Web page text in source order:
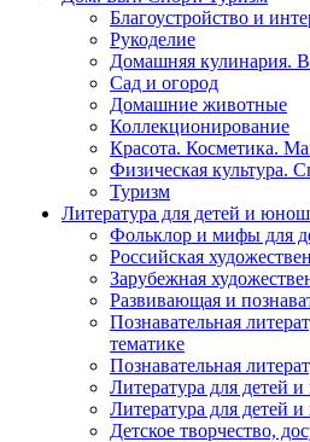
Благоустройство и
Рукоделие
Домашняя кулинария.
Сад и огород
Домашние животные
Коллекционирование
Красота. Косметика.
Физическая культура.
Туризм
Литература для детей и
Фольклор и мифы для
Российская
Зарубежная
Развивающая и
Познавательная
тематике
Познавательная
Литература для детей
Литература для детей
Детское творчество,